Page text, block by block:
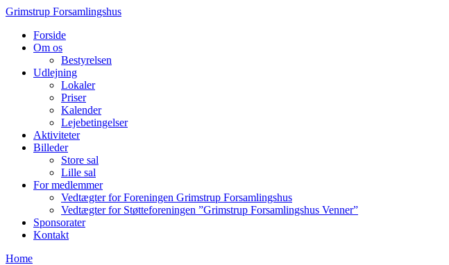
Grimstrup Forsamlingshus
Forside
Om os
Bestyrelsen
Udlejning
Lokaler
Priser
Kalender
Lejebetingelser
Aktiviteter
Billeder
Store sal
Lille sal
For medlemmer
Vedtægter for Foreningen Grimstrup Forsamlingshus
Vedtægter for Støtteforeningen ”Grimstrup Forsamlingshus Venner”
Sponsorater
Kontakt
Home